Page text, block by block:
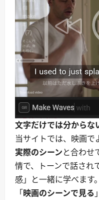
文字だけでは分からな
当サイトでは、映画で
実際のシーンと合わせ
情で、トーンで話され
感」と一緒に学べます。
「映画のシーンで見る